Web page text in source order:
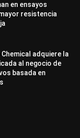
en ensayos
resistencia
adquiere la
al negocio de
basada en